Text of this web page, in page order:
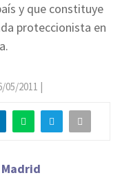
y que constituye
proteccionista en
05/2011 |